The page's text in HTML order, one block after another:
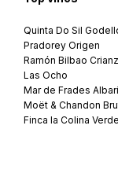
Quinta Do Sil
Pradorey Origen
Ramón Bilbao
Las Ocho
Mar de Frades
Moët & Chandon
Finca la Colina